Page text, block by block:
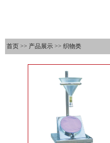
首页 >> 产品展示 >> 织物类